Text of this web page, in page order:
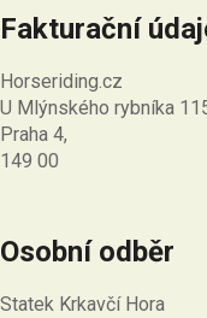
Fakturační
Horseriding.cz
U Mlýnského rybníka
Praha 4,
149 00
Osobní odběr
Statek Krkavčí Hora